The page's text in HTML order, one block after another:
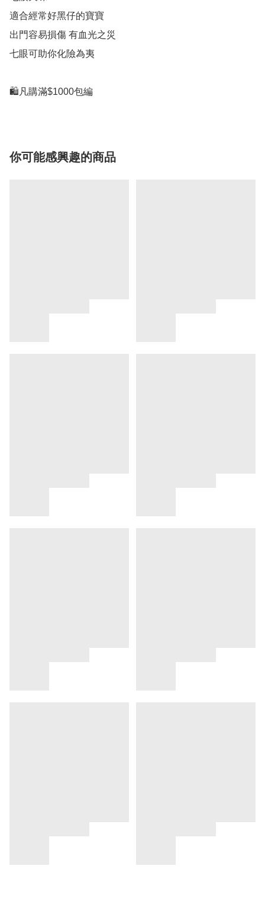
適合經常好黑仔的寶寶
出門容易損傷 有血光之災
七眼可助你化險為夷
🛍凡購滿$1000包編
你可能感興趣的商品